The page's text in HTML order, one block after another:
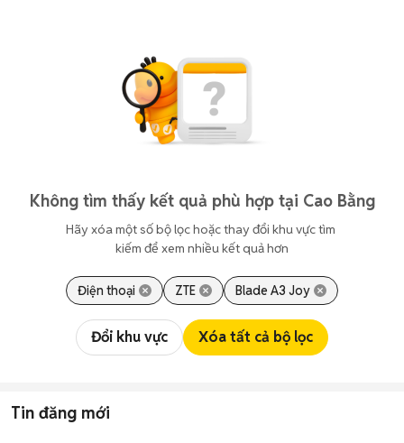
Không tìm thấy kết quả phù hợp tại Cao Bằng
Hãy xóa một số bộ lọc hoặc thay đổi khu vực tìm
kiếm để xem nhiều kết quả hơn
Điện thoại ZTE Blade A3 Joy
Đổi khu vực Xóa tất cả bộ lọc
Tin đăng mới